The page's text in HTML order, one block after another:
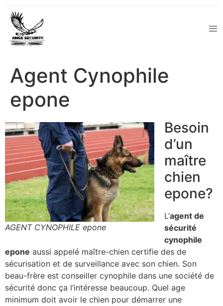
Agent Cynophile
epone
AGENT CYNOPHILE epone
Besoin
d’un
maître
chien
epone?
L’agent de
sécurité
cynophile
epone aussi appelé maître-chien certifie des de
sécurisation et de surveillance avec son chien. Son
beau-frère est conseiller cynophile dans une société de
sécurité donc ça l’intéresse beaucoup. Quel age
minimum doit avoir le chien pour démarrer une